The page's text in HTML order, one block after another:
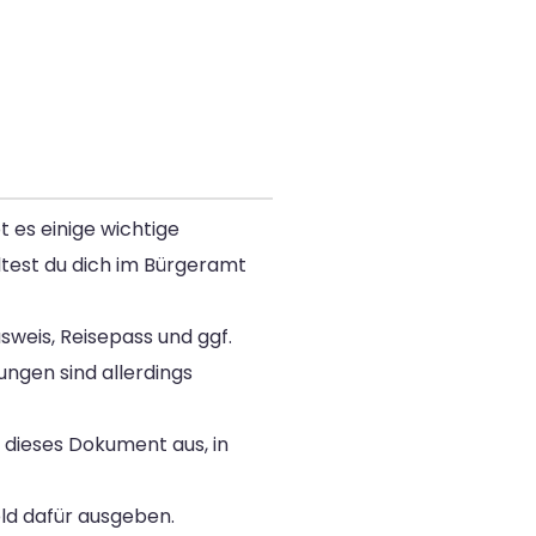
es einige wichtige
du dich im Bürgeramt
Reisepass und ggf.
sind allerdings
Dokument aus, in
dafür ausgeben.